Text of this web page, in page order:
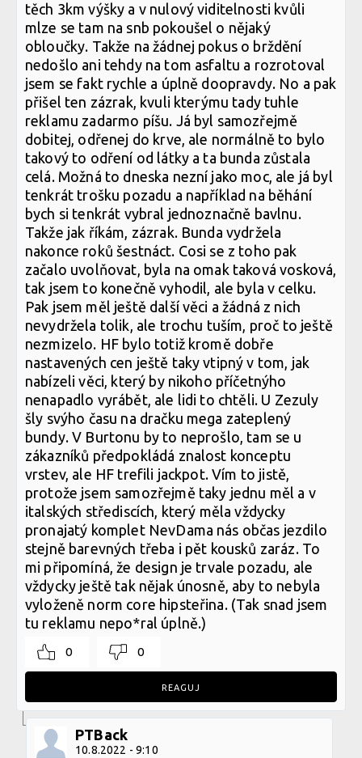
těch 3km výšky a v nulový viditelnosti kvůli
mlze se tam na snb pokoušel o nějaký
obloučky. Takže na žádnej pokus o brždění
nedošlo ani tehdy na tom asfaltu a rozrotoval
jsem se fakt rychle a úplně doopravdy. No a pak
přišel ten zázrak, kvuli kterýmu tady tuhle
reklamu zadarmo píšu. Já byl samozřejmě
dobitej, odřenej do krve, ale normálně to bylo
takový to odření od látky a ta bunda zůstala
celá. Možná to dneska nezní jako moc, ale já byl
tenkrát trošku pozadu a například na běhání
bych si tenkrát vybral jednoznačně bavlnu.
Takže jak říkám, zázrak. Bunda vydržela
nakonce roků šestnáct. Cosi se z toho pak
začalo uvolňovat, byla na omak taková vosková,
tak jsem to konečně vyhodil, ale byla v celku.
Pak jsem měl ještě další věci a žádná z nich
nevydržela tolik, ale trochu tuším, proč to ještě
nezmizelo. HF bylo totiž kromě dobře
nastavených cen ještě taky vtipný v tom, jak
nabízeli věci, který by nikoho příčetnýho
nenapadlo vyrábět, ale lidi to chtěli. U Zezuly
šly svýho času na dračku mega zateplený
bundy. V Burtonu by to neprošlo, tam se u
zákazníků předpokládá znalost konceptu
vrstev, ale HF trefili jackpot. Vím to jistě,
protože jsem samozřejmě taky jednu měl a v
italských střediscích, který měla vždycky
pronajatý komplet NevDama nás občas jezdilo
stejně barevných třeba i pět kousků zaráz. To
mi připomíná, že design je trvale pozadu, ale
vždycky ještě tak nějak únosně, aby to nebyla
vyloženě norm core hipsteřina. (Tak snad jsem
tu reklamu nepo*ral úplně.)
0 0
REAGUJ
PTBack
10.8.2022 - 9:10